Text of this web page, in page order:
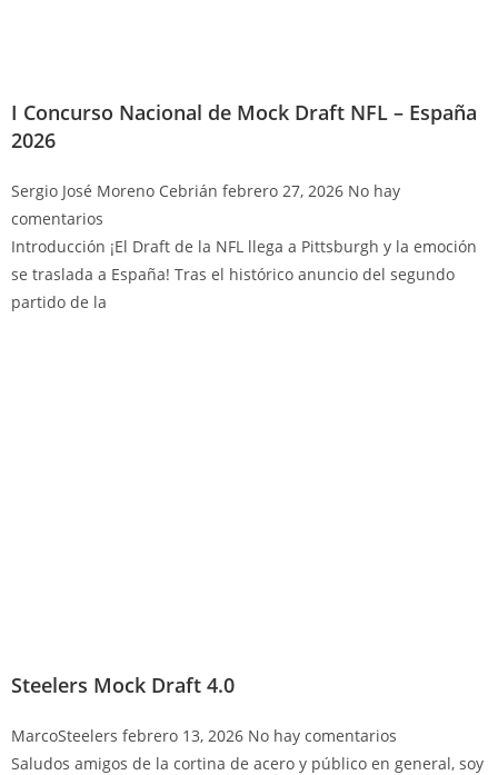
I Concurso Nacional de Mock Draft NFL – España
2026
Sergio José Moreno Cebrián febrero 27, 2026 No hay
comentarios
Introducción ¡El Draft de la NFL llega a Pittsburgh y la emoción
se traslada a España! Tras el histórico anuncio del segundo
partido de la
Steelers Mock Draft 4.0
MarcoSteelers febrero 13, 2026 No hay comentarios
Saludos amigos de la cortina de acero y público en general, soy